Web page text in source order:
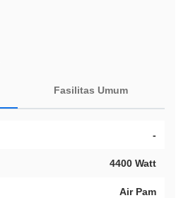
Fasilitas Umum
-
4400 Watt
Air Pam